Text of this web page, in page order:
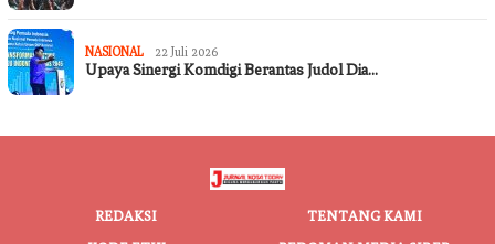
NASIONAL 22 Juli 2026
Upaya Sinergi Komdigi Berantas Judol Dia…
REDAKSI
TENTANG KAMI